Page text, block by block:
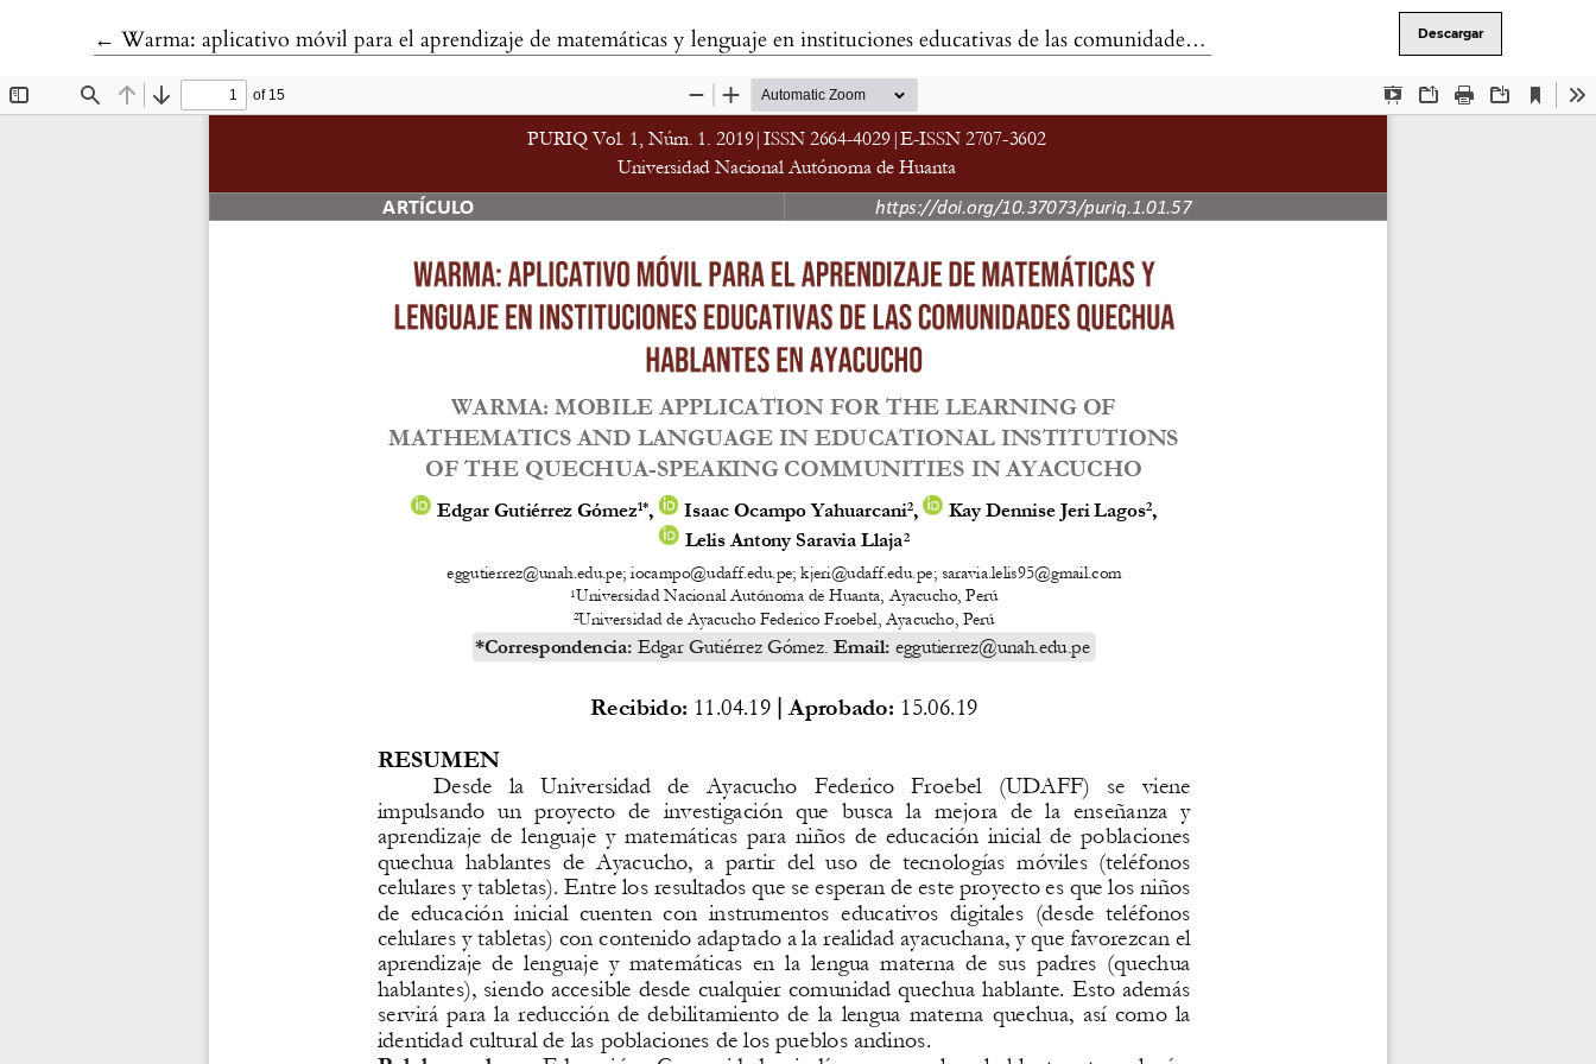
←Volver a los detalles del artículo
Warma: aplicativo móvil para el aprendizaje de matemáticas y lenguaje en instituciones educativas de las comunidades quechua hablantes en Ayacucho Descargar